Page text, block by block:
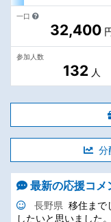
一口
32,400
参加人数
132 人
分
最新の応援コメ
長野県 移住まで
したいと思いました。